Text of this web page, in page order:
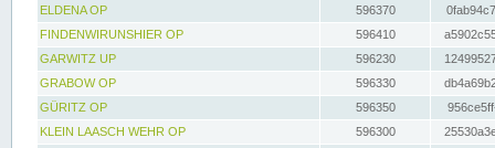
ELDENA OP
596370
FINDENWIRUNSHIER OP
596410
GARWITZ UP
596230
GRABOW OP
596330
GÜRITZ OP
596350
KLEIN LAASCH WEHR OP
596300